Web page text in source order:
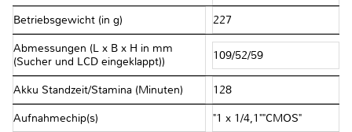
Betriebsgewicht (in g) 227
Abmessungen (L x B x H in mm
(Sucher und LCD eingeklappt))
109/52/59
Akku Standzeit/Stamina (Minuten) 128
Aufnahmechip(s) "1 x 1/4,1""CMOS"